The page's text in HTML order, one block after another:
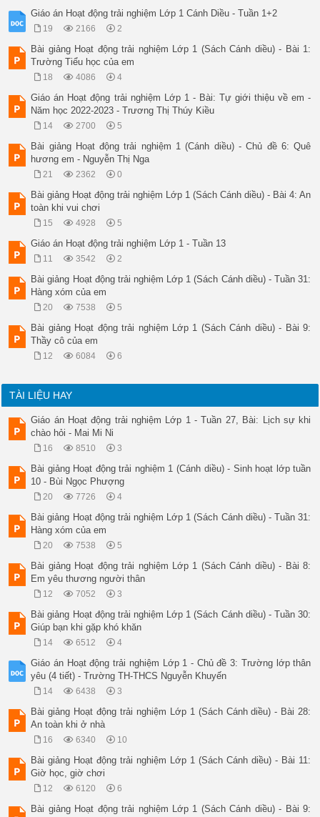
Giáo án Hoạt động trải nghiệm Lớp 1 Cánh Diều - Tuần 1+2
19 2166 2
Bài giảng Hoạt động trải nghiệm Lớp 1 (Sách Cánh diều) - Bài 1:
Trường Tiểu học của em
18 4086 4
Giáo án Hoạt động trải nghiệm Lớp 1 - Bài: Tự giới thiệu về em -
Năm học 2022-2023 - Trương Thị Thúy Kiều
14 2700 5
Bài giảng Hoạt động trải nghiệm 1 (Cánh diều) - Chủ đề 6: Quê
hương em - Nguyễn Thị Nga
21 2362 0
Bài giảng Hoạt động trải nghiệm Lớp 1 (Sách Cánh diều) - Bài 4: An
toàn khi vui chơi
15 4928 5
Giáo án Hoạt động trải nghiệm Lớp 1 - Tuần 13
11 3542 2
Bài giảng Hoạt động trải nghiệm Lớp 1 (Sách Cánh diều) - Tuần 31:
Hàng xóm của em
20 7538 5
Bài giảng Hoạt động trải nghiệm Lớp 1 (Sách Cánh diều) - Bài 9:
Thầy cô của em
12 6084 6
TÀI LIỆU HAY
Giáo án Hoạt động trải nghiệm Lớp 1 - Tuần 27, Bài: Lịch sự khi
chào hỏi - Mai Mi Ni
16 8510 3
Bài giảng Hoạt động trải nghiệm 1 (Cánh diều) - Sinh hoạt lớp tuần
10 - Bùi Ngọc Phượng
20 7726 4
Bài giảng Hoạt động trải nghiệm Lớp 1 (Sách Cánh diều) - Tuần 31:
Hàng xóm của em
20 7538 5
Bài giảng Hoạt động trải nghiệm Lớp 1 (Sách Cánh diều) - Bài 8:
Em yêu thương người thân
12 7052 3
Bài giảng Hoạt động trải nghiệm Lớp 1 (Sách Cánh diều) - Tuần 30:
Giúp bạn khi gặp khó khăn
14 6512 4
Giáo án Hoạt động trải nghiệm Lớp 1 - Chủ đề 3: Trường lớp thân
yêu (4 tiết) - Trường TH-THCS Nguyễn Khuyến
14 6438 3
Bài giảng Hoạt động trải nghiệm Lớp 1 (Sách Cánh diều) - Bài 28:
An toàn khi ở nhà
16 6340 10
Bài giảng Hoạt động trải nghiệm Lớp 1 (Sách Cánh diều) - Bài 11:
Giờ học, giờ chơi
12 6120 6
Bài giảng Hoạt động trải nghiệm Lớp 1 (Sách Cánh diều) - Bài 9: